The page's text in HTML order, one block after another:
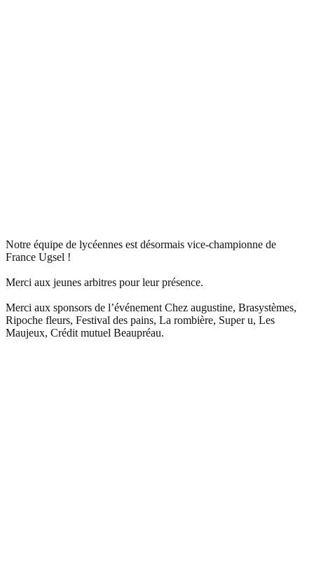
Notre équipe de lycéennes est désormais vice-championne de
France Ugsel !
Merci aux jeunes arbitres pour leur présence.
Merci aux sponsors de l’événement Chez augustine, Brasystèmes,
Ripoche fleurs, Festival des pains, La rombière, Super u, Les
Maujeux, Crédit mutuel Beaupréau.